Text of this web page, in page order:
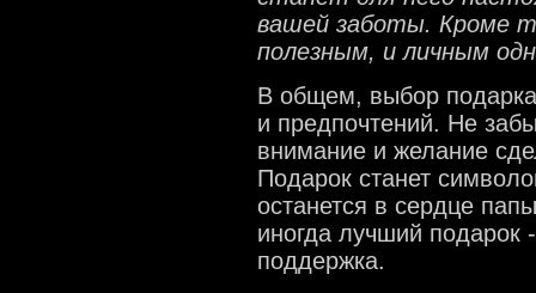
вашей заботы. Кроме
полезным, и личным
В общем, выбор подарка
и предпочтений. Не
внимание и желание
Подарок станет
останется в сердце
иногда лучший подарок
поддержка.